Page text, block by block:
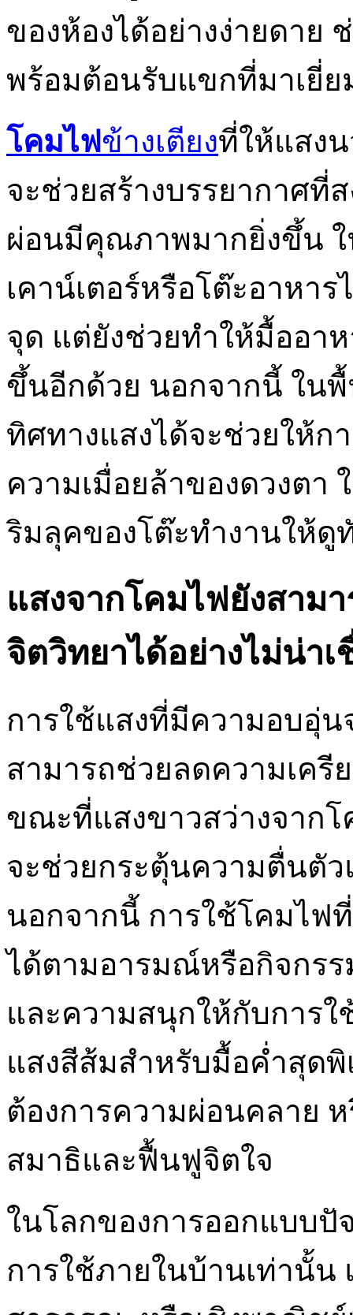
ของห้องได้อย่างง่ายดาย
พร้อมต้อนรับแขกที่มาเยี่
โคมไฟข้างเตียงที่ให้แสง
จะช่วยสร้างบรรยากาศที่
ผ่อนมีคุณภาพมากยิ่งขึ้น
เคาน์เตอร์หรือโต๊ะอาหาร
จุด แต่ยังช่วยทำให้มื้ออา
ขึ้นอีกด้วย นอกจากนี้ ใน
ทิศทางแสงได้จะช่วยให้ก
ความเมื่อยล้าของดวงตา
ริมลุคของโต๊ะทำงานให้
แสงจากโคมไฟยังสาม
จิตวิทยาได้อย่างไม่น่าเ
การใช้แสงที่มีความอบอุ่
สามารถช่วยลดความเครี
ขณะที่แสงขาวสว่างจาก
จะช่วยกระตุ้นความตื่นตั
นอกจากนี้ การใช้โคมไฟ
ได้ตามอารมณ์หรือกิจกร
และความสนุกให้กับการใ
แสงสีส้มสำหรับมื้อค่ำสุด
ต้องการความผ่อนคลาย
สมาธิและฟื้นฟูจิตใจ
ในโลกของการออกแบบปั
การใช้ภายในบ้านเท่านั้